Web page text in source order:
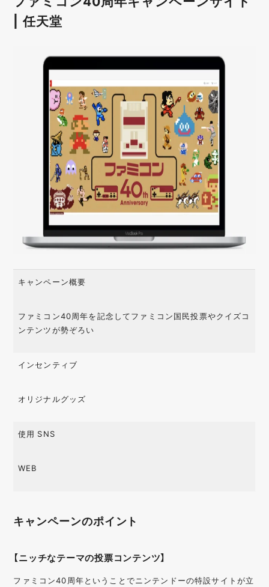
| 任天堂
キャンペーン概要
ファミコン40周年を記念してファミコン国民投票やクイズコ
ンテンツが勢ぞろい
インセンティブ
オリジナルグッズ
使用 SNS
WEB
キャンペーンのポイント
【ニッチなテーマの投票コンテンツ】
ファミコン40周年ということでニンテンドーの特設サイトが立